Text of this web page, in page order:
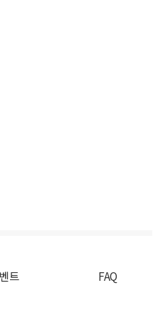
트 FAQ